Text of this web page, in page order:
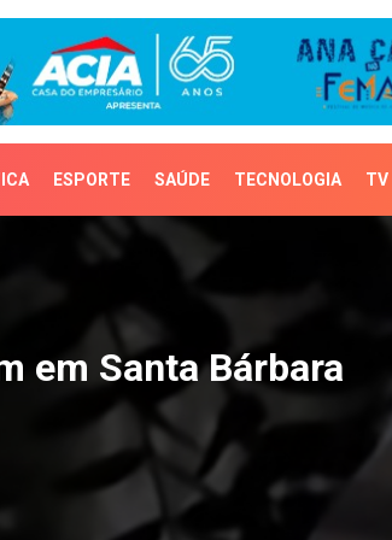
ESPORTE SAÚDE TECNOLOGIA TV
em Santa
em Santa Bárbara